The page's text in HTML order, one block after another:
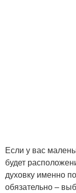
Если у вас
будет
духовку именно
обязательно –